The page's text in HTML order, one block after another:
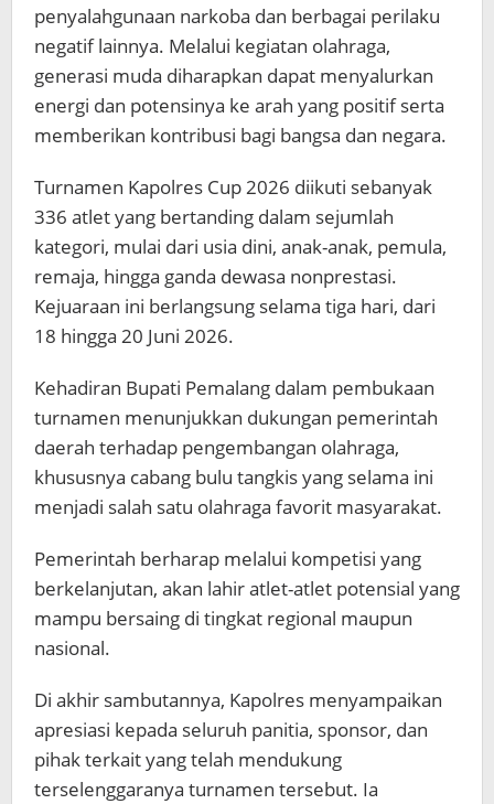
penyalahgunaan narkoba dan berbagai perilaku
negatif lainnya. Melalui kegiatan olahraga,
generasi muda diharapkan dapat menyalurkan
energi dan potensinya ke arah yang positif serta
memberikan kontribusi bagi bangsa dan negara.
Turnamen Kapolres Cup 2026 diikuti sebanyak
336 atlet yang bertanding dalam sejumlah
kategori, mulai dari usia dini, anak-anak, pemula,
remaja, hingga ganda dewasa nonprestasi.
Kejuaraan ini berlangsung selama tiga hari, dari
18 hingga 20 Juni 2026.
Kehadiran Bupati Pemalang dalam pembukaan
turnamen menunjukkan dukungan pemerintah
daerah terhadap pengembangan olahraga,
khususnya cabang bulu tangkis yang selama ini
menjadi salah satu olahraga favorit masyarakat.
Pemerintah berharap melalui kompetisi yang
berkelanjutan, akan lahir atlet-atlet potensial yang
mampu bersaing di tingkat regional maupun
nasional.
Di akhir sambutannya, Kapolres menyampaikan
apresiasi kepada seluruh panitia, sponsor, dan
pihak terkait yang telah mendukung
terselenggaranya turnamen tersebut. Ia